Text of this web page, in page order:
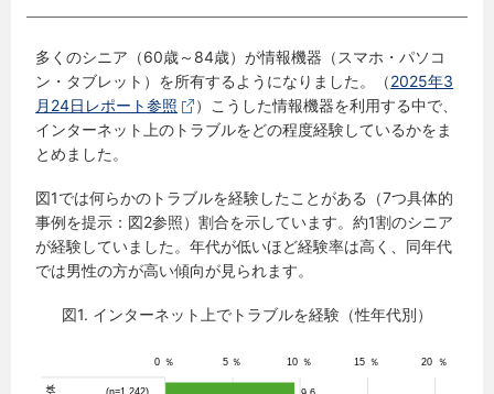
多くのシニア（60歳～84歳）が情報機器（スマホ・パソコ
ン・タブレット）を所有するようになりました。（2025年3
月24日レポート参照
）こうした情報機器を利用する中で、
インターネット上のトラブルをどの程度経験しているかをま
とめました。
図1では何らかのトラブルを経験したことがある（7つ具体的
事例を提示：図2参照）割合を示しています。約1割のシニア
が経験していました。年代が低いほど経験率は高く、同年代
では男性の方が高い傾向が見られます。
図1. インターネット上でトラブルを経験（性年代別）